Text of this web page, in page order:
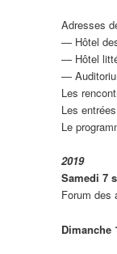
Maupassant
Adresses
— Hôtel
— Hôtel
—
Les
Les
Le
2019
Samedi 7
Forum
Dimanche